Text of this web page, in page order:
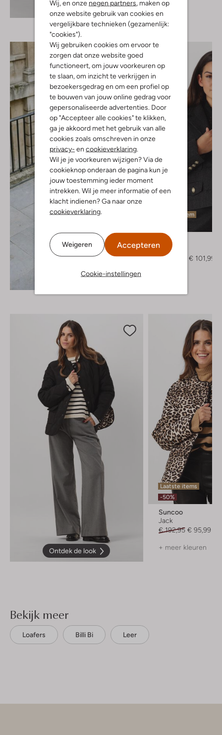
Wij, en onze negen partners , maken op
onze website gebruik van cookies en
vergelijkbare technieken (gezamenlijk:
"cookies").
Wij gebruiken cookies om ervoor te
zorgen dat onze website goed
functioneert, om jouw voorkeuren op
te slaan, om inzicht te verkrijgen in
bezoekersgedrag en om een profiel op
te bouwen van jouw online gedrag voor
gepersonaliseerde advertenties. Door
op "Accepteer alle cookies" te klikken,
ga je akkoord met het gebruik van alle
cookies zoals omschreven in onze
privacy- en cookieverklaring
Wil je je voorkeuren wijzigen? Via de
cookieknop onderaan de pagina kun je
jouw toestemming ieder moment
intrekken. Wil je meer informatie of een
klacht indienen? Ga naar onze
cookieverklaring
Weigeren Accepteren
Cookie-instellingen
Ontdek de look
Blazer
€ 139,95
Ontdek de look
Laatste item
Suncoo
Jack
€ 203,95
€ 101,99
Ontdek de look
Laatste items
-50%
Suncoo
Jack
€ 192,95 € 95,99
+ meer kleuren
Bekijk meer
Loafers Billi Bi Leer